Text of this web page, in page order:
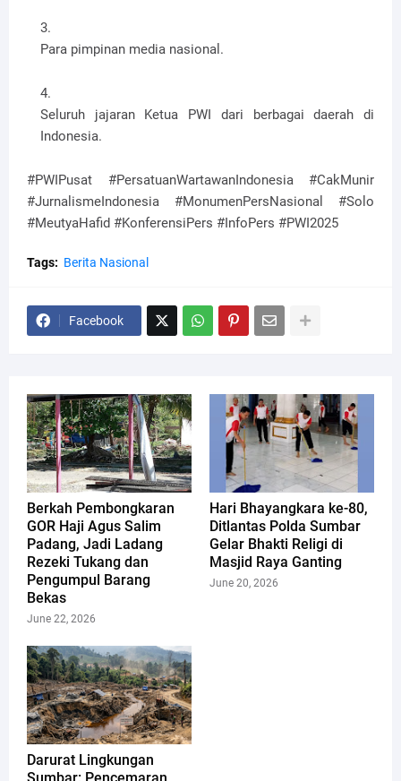
Para pimpinan media nasional.
Seluruh jajaran Ketua PWI dari berbagai daerah di
Indonesia.
#PWIPusat #PersatuanWartawanIndonesia #CakMunir
#JurnalismeIndonesia #MonumenPersNasional #Solo
#MeutyaHafid #KonferensiPers #InfoPers #PWI2025
Tags: Berita Nasional
Facebook
Berkah Pembongkaran
GOR Haji Agus Salim
Padang, Jadi Ladang
Rezeki Tukang dan
Pengumpul Barang
Bekas
June 22, 2026
Hari Bhayangkara ke-80,
Ditlantas Polda Sumbar
Gelar Bhakti Religi di
Masjid Raya Ganting
June 20, 2026
Darurat Lingkungan